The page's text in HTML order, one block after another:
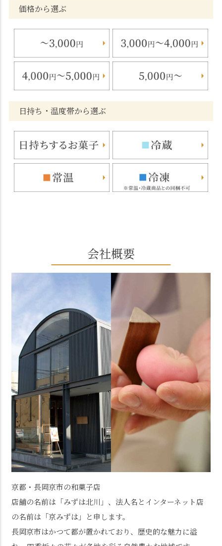
価格から選ぶ
日持ち・温度帯から選ぶ
会社概要
京都・長岡京市の和菓子店
店舗の名前は「みずは北川」、法人名とインターネット店
の名前は「京みずは」と申します。
長岡京市はかつて都が置かれており、歴史的な魅力に溢